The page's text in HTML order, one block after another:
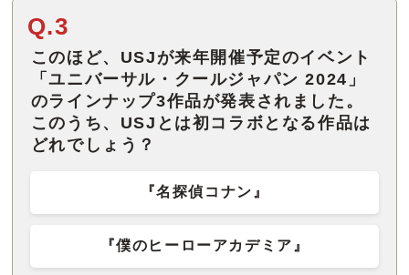
Q.3
このほど、USJが来年開催予定のイベント
「ユニバーサル・クールジャパン 2024」
のラインナップ3作品が発表されました。
このうち、USJとは初コラボとなる作品は
どれでしょう？
『名探偵コナン』
『僕のヒーローアカデミア』